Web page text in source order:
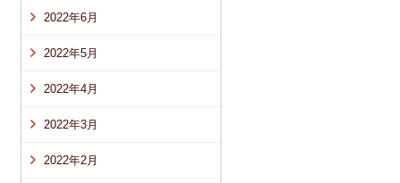
2022年6月
2022年5月
2022年4月
2022年3月
2022年2月